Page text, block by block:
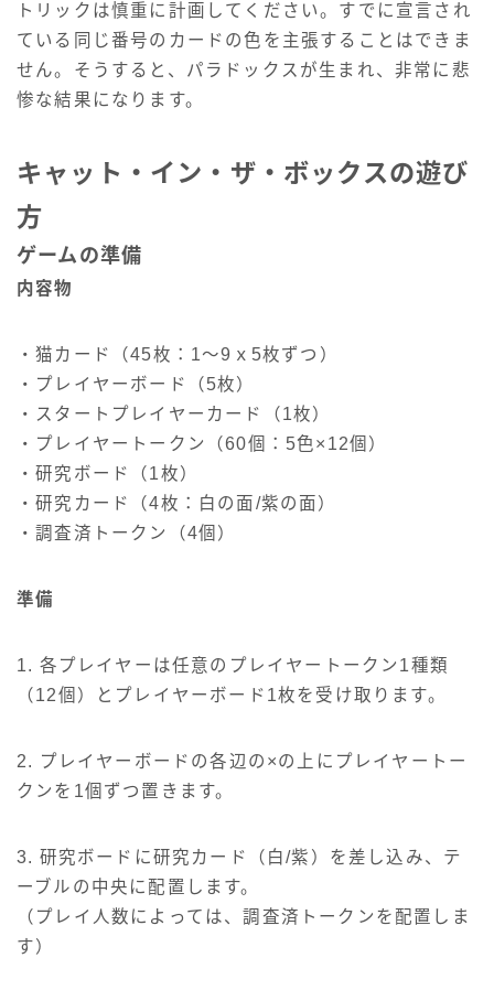
トリックは慎重に計画してください。すでに宣言され
ている同じ番号のカードの色を主張することはできま
せん。そうすると、パラドックスが生まれ、非常に悲
惨な結果になります。
キャット・イン・ザ・ボックスの遊び
方
ゲームの準備
内容物
・猫カード（45枚：1～9ｘ5枚ずつ）
・プレイヤーボード（5枚）
・スタートプレイヤーカード（1枚）
・プレイヤートークン（60個：5色×12個）
・研究ボード（1枚）
・研究カード（4枚：白の面/紫の面）
・調査済トークン（4個）
準備
1. 各プレイヤーは任意のプレイヤートークン1種類
（12個）とプレイヤーボード1枚を受け取ります。
2. プレイヤーボードの各辺の×の上にプレイヤートー
クンを1個ずつ置きます。
3. 研究ボードに研究カード（白/紫）を差し込み、テ
ーブルの中央に配置します。
（プレイ人数によっては、調査済トークンを配置しま
す）